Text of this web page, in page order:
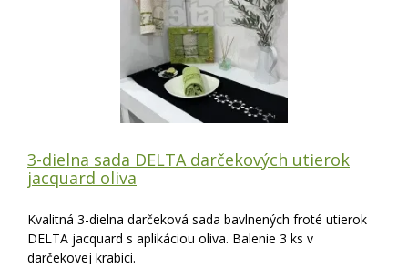
3-dielna sada DELTA darčekových utierok
jacquard oliva
Kvalitná 3-dielna darčeková sada bavlnených froté utierok
DELTA jacquard s aplikáciou oliva. Balenie 3 ks v
darčekovej krabici.